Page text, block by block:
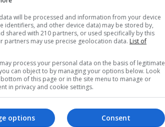
un crecimiento de 2.2%. La
debido a las posibles políticas
que no ayudan el crecimiento
el PIB de este año, factor que en
producción de las minas públicas y
will be processed and information from your device
identifiers, and other device data) may be stored by,
shared with 210 partners, or used specifically by this
partners may use precise geolocation data. List of
process your personal data on the basis of legitimate
can object to by managing your options below. Look
of this page or in the site menu to manage or
in privacy and cookie settings.
Consent
options